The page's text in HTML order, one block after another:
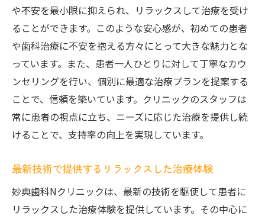
治療の流れと静脈内鎮静の役割
妙典歯科Nクリニックの成功事例を分析
患者様の体験談から見る治療の変化
静脈内鎮静を用いた具体的な施術内容
歯科治療におけるストレスの軽減方法
妙典歯科Nクリニックの静脈内鎮静で不安解
消！健康的な歯を保つ新習慣
を守る
不安解消のための具体的な対策
妙典歯科Nクリニックの予防プログラムの特
や不安を最小限に抑えられ、リラックスして治療を受け
ることができます。このような安心感が、初めての患者
や歯科治療に不安を抱える方々にとって大きな魅力とな
っています。また、患者一人ひとりに対して丁寧なカウ
ンセリングを行い、個別に最適な治療プランを提案する
ことで、信頼を築いています。クリニックのスタッフは
常に患者の視点に立ち、ニーズに応じた治療を提供し続
けることで、支持率の向上を実現しています。
最新技術で提供するリラックスした治療体験
妙典歯科Nクリニックは、最新の技術を駆使して患者に
リラックスした治療体験を提供しています。その中心に